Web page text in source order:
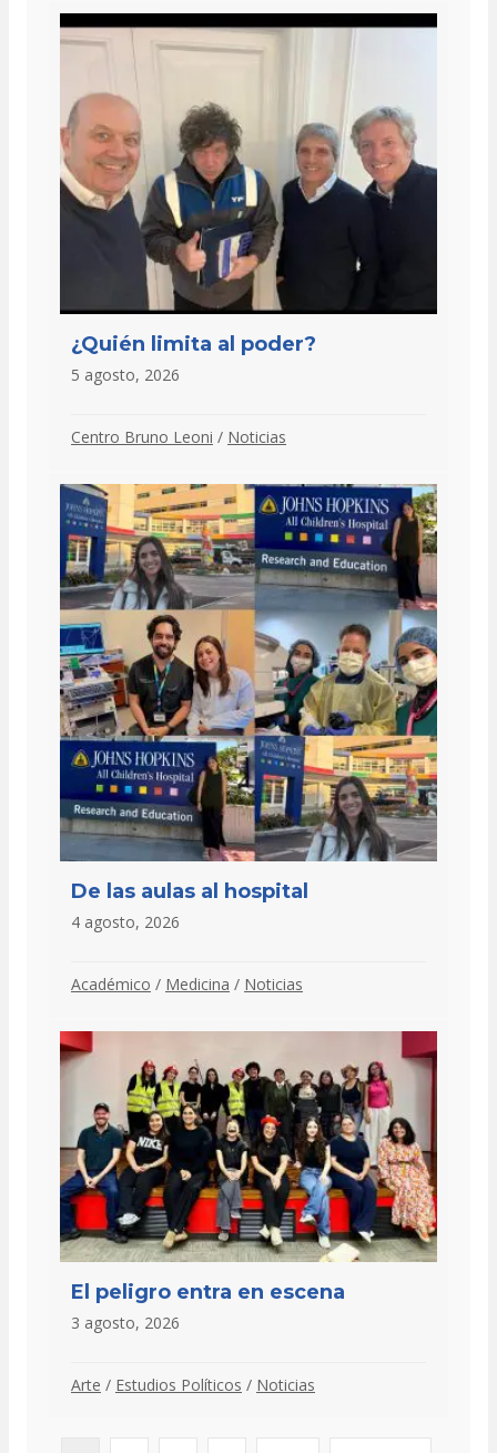
¿Quién limita al poder?
5 agosto, 2026
Centro Bruno Leoni / Noticias
De las aulas al hospital
4 agosto, 2026
Académico / Medicina / Noticias
El peligro entra en escena
3 agosto, 2026
Arte / Estudios Políticos / Noticias